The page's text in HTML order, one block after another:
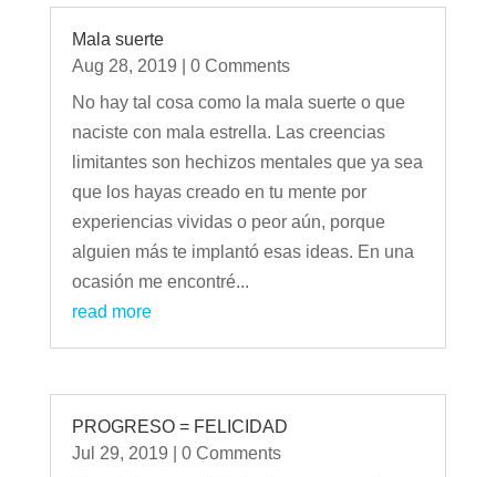
Mala suerte
Aug 28, 2019 | 0 Comments
No hay tal cosa como la mala suerte o que
naciste con mala estrella. Las creencias
limitantes son hechizos mentales que ya sea
que los hayas creado en tu mente por
experiencias vividas o peor aún, porque
alguien más te implantó esas ideas. En una
ocasión me encontré...
read more
PROGRESO = FELICIDAD
Jul 29, 2019 | 0 Comments